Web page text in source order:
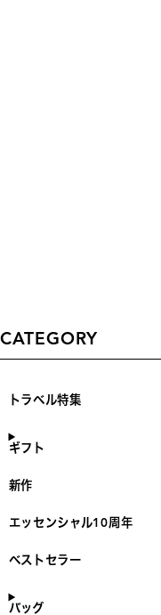
CATEGORY
トラベル特集
ギフト
新作
エッセンシャル10周年
ベストセラー
バッグ